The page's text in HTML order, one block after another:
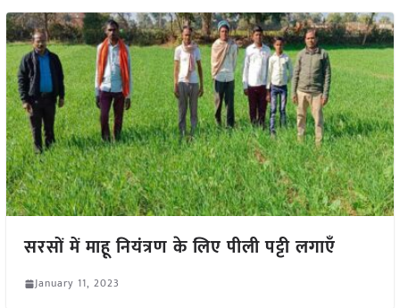
सरसों में माहू नियंत्रण के लिए पीली पट्टी लगाएँ
January 11, 2023